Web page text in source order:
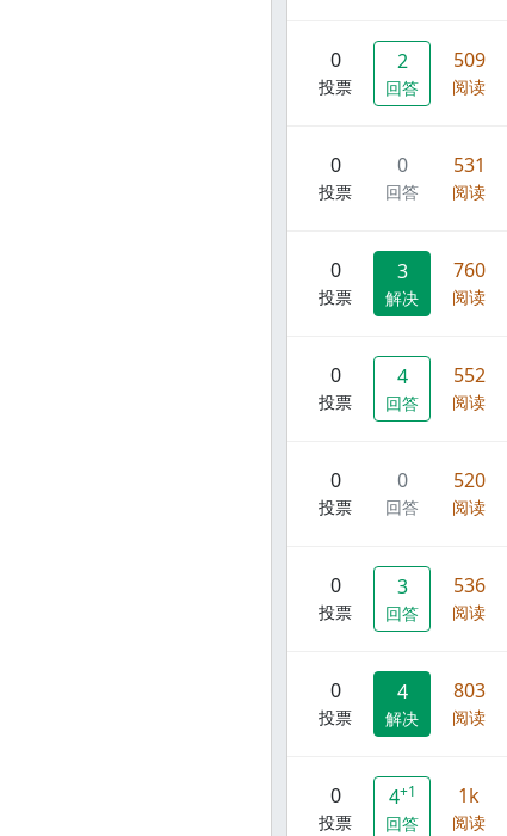
0
投票
2
回答
509
阅读
0
投票
0
回答
531
阅读
0
投票
3
解决
760
阅读
0
投票
4
回答
552
阅读
0
投票
0
回答
520
阅读
0
投票
3
回答
536
阅读
0
投票
4
解决
803
阅读
0
投票
4+1
回答
1k
阅读